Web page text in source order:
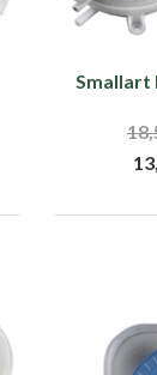
Smallart